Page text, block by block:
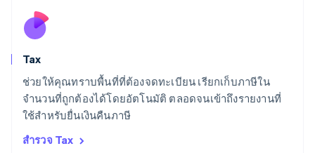
Tax
ช่วยให้คุณทราบพื้นที่ที่ต้องจดทะเบียน เรียกเก็บภาษีใน
จำนวนที่ถูกต้องได้โดยอัตโนมัติ ตลอดจนเข้าถึงรายงานที่
ใช้สำหรับยื่นเงินคืนภาษี
สำรวจ Tax
สโลวาเกีย
English
สวิตเซอร์แลนด์
Deutsch FrançaisItaliano English
สวีเดน
SvenskaEnglish
สหรัฐอเมริกา
EnglishEspañol